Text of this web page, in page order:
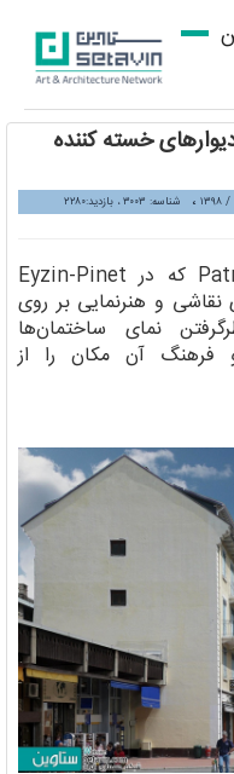
خسته کننده
، شناسه: ۳۰۰۳ ، بازدید:۲۲۸۰
هنرمند فرانسوی Patrick Commecy که در Eyzin-Pinet
و هنرنمایی بر روی
نمای ساختمان‌ها
فرهنگ آن مکان را از